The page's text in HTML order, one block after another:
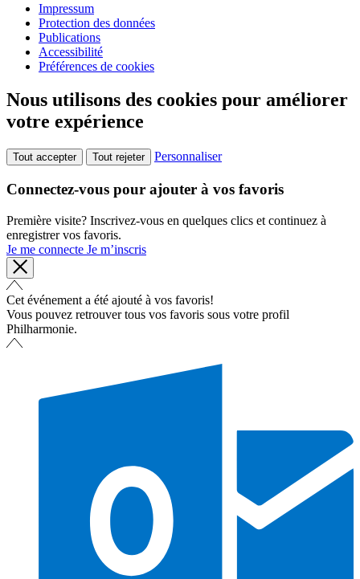
Impressum
Protection des données
Publications
Accessibilité
Préférences de cookies
Nous utilisons des cookies pour améliorer
votre expérience
Tout accepter Tout rejeter Personnaliser
Connectez-vous pour ajouter à vos favoris
Première visite? Inscrivez-vous en quelques clics et continuez à
enregistrer vos favoris.
Je me connecte Je m’inscris
Cet événement a été ajouté à vos favoris!
Vous pouvez retrouver tous vos favoris sous votre profil
Philharmonie.